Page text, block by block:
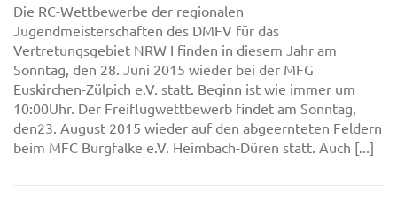
Die RC-Wettbewerbe der regionalen
Jugendmeisterschaften des DMFV für das
Vertretungsgebiet NRW I finden in diesem Jahr am
Sonntag, den 28. Juni 2015 wieder bei der MFG
Euskirchen-Zülpich e.V. statt. Beginn ist wie immer um
10:00Uhr. Der Freiflugwettbewerb findet am Sonntag,
den23. August 2015 wieder auf den abgeernteten Feldern
beim MFC Burgfalke e.V. Heimbach-Düren statt. Auch [...]